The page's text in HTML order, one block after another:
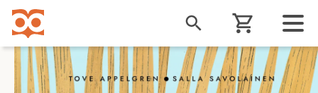
Liigu
edasi
põhisisu
juurde